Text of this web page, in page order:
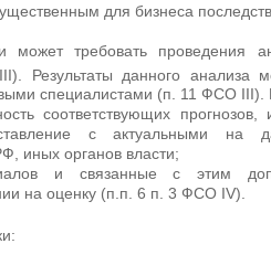
для бизнеса
может требовать проведения
Результаты данного анализа
специалистами (п. 11 ФСО III).
соответствующих прогнозов,
с актуальными на
иных органов власти;
и связанные с этим
на оценку (п.п. 6 п. 3 ФСО IV).